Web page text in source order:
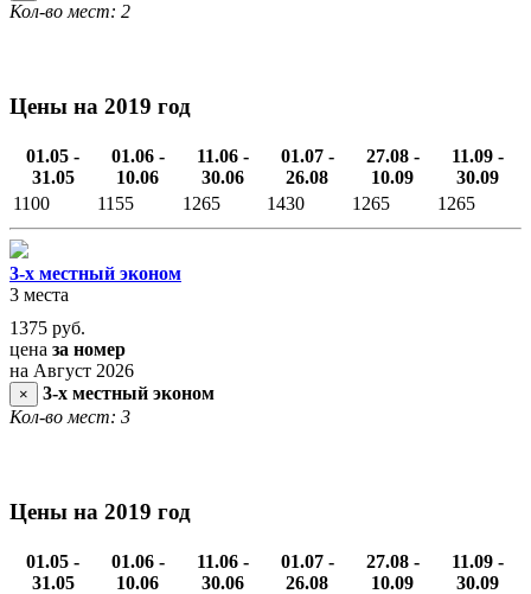
Кол-во мест: 2
Цены на 2019 год
01.05 -
31.05
01.06 -
10.06
11.06 -
30.06
01.07 -
26.08
27.08 -
10.09
11.09 -
30.09
1100
1155 1265 1430 1265 1265
3-х местный эконом
3 места
1375 руб.
цена за номер
на Август 2026
×
3-х местный эконом
Кол-во мест: 3
Цены на 2019 год
01.05 -
31.05
01.06 -
10.06
11.06 -
30.06
01.07 -
26.08
27.08 -
10.09
11.09 -
30.09